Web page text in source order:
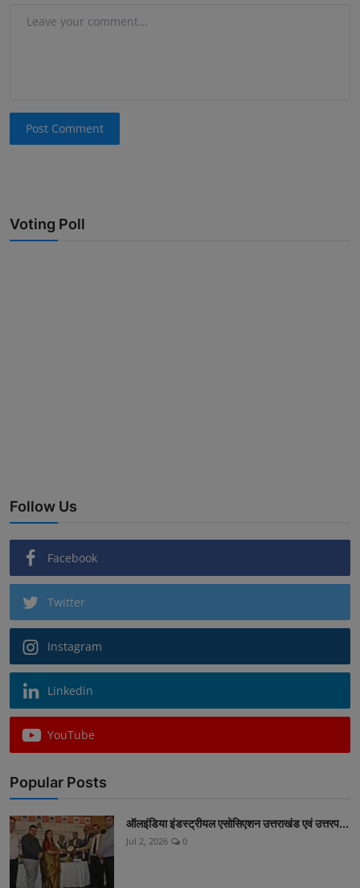
Post Comment
Voting Poll
Follow Us
Facebook
Twitter
Instagram
Linkedin
YouTube
Popular Posts
ऑलइंडिया इंडस्ट्रीयल एसोसिएशन उत्तराखंड एवं उत्तरप...
Jul 2, 2026 0